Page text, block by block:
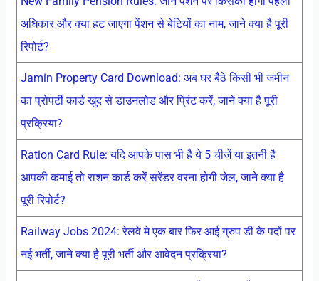
अधिकार और क्या हट जाएगा पेंशन से बेटियों का नाम, जाने क्या है पूरी
रिपोर्ट?
Jamin Property Card Download: अब घर बैठे किसी भी जमीन
का प्रोपर्टी कार्ड खुद से डाउनलोड और प्रिंट करें, जाने क्या है पूरी
प्रक्रिया?
Ration Card Rule: यदि आपके पास भी है ये 5 चीजें या इतनी है
आपकी कमाई तो राशन कार्ड करें सरेंडर वरना होगी जेल, जाने क्या है
पूरी रिपोर्ट?
Railway Jobs 2024: रेलवे मे एक बार फिर आई ग्रुप डी के पदों पर
नई भर्ती, जाने क्या है पूरी भर्ती और आवेदन प्रक्रिया?